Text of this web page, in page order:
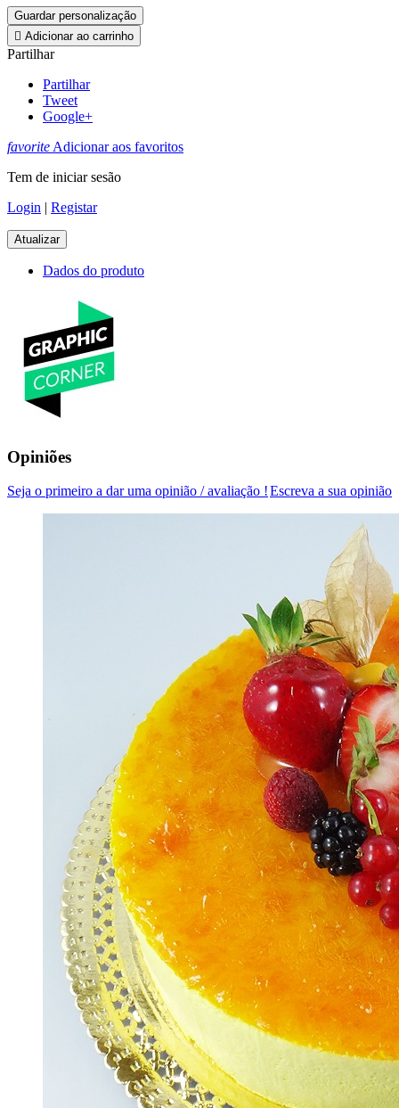
Guardar personalização
 Adicionar ao carrinho
Partilhar
Partilhar
Tweet
Google+
favorite Adicionar aos favoritos
Tem de iniciar sesão
Login | Registar
Dados do produto
Opiniões
Escreva a sua opinião
Seja o primeiro a dar uma opinião / avaliação !